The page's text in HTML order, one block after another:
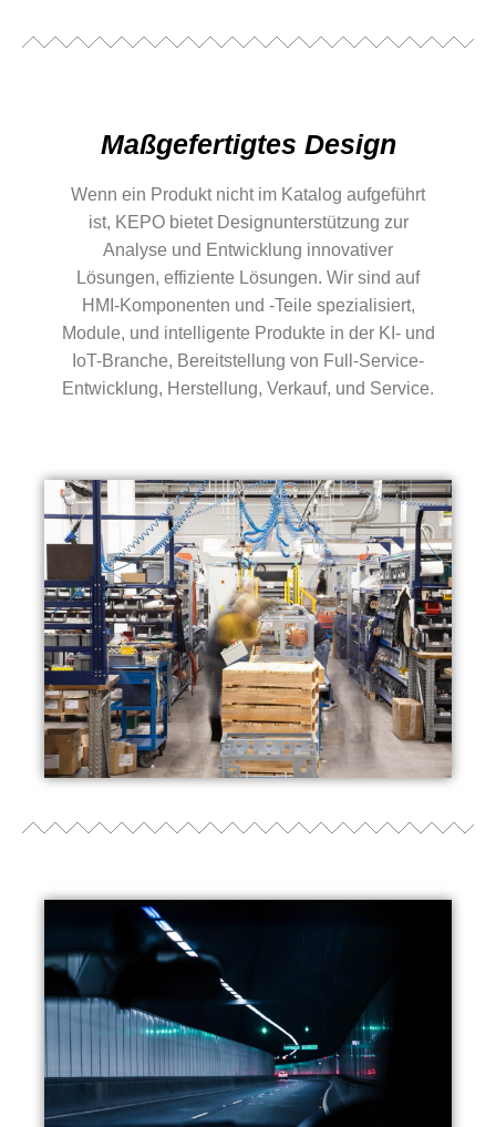
Maßgefertigtes Design
Wenn ein Produkt nicht im Katalog aufgeführt
ist, KEPO bietet Designunterstützung zur
Analyse und Entwicklung innovativer
Lösungen, effiziente Lösungen. Wir sind auf
HMI-Komponenten und -Teile spezialisiert,
Module, und intelligente Produkte in der KI- und
IoT-Branche, Bereitstellung von Full-Service-
Entwicklung, Herstellung, Verkauf, und Service.